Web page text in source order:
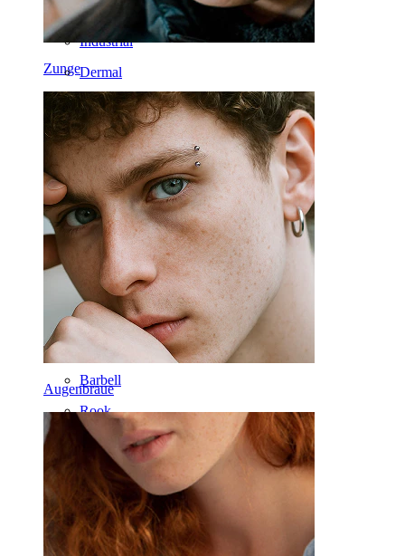
Zunge
Augenbraue
Brustwarzen
Industrial
Dermal
Helix
Ohr
Septum
14kt. Gold
Clip-on
Labret
Zunge
Nase
Tragus
Barbell
Rook
Daith
Hufeisen
Ring
Werkzeuge